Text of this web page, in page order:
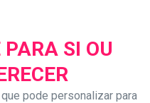
SI OU
pode personalizar para